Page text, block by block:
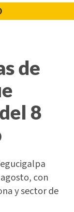
de
8
con
y sector de